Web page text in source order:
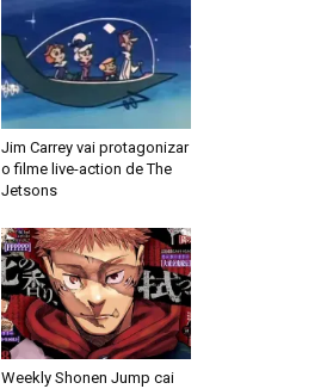
Jim Carrey vai protagonizar
o filme live-action de The
Jetsons
Weekly Shonen Jump cai